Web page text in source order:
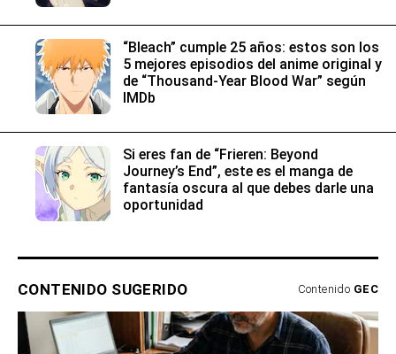
“Bleach” cumple 25 años: estos son los
5 mejores episodios del anime original y
de “Thousand-Year Blood War” según
IMDb
Si eres fan de “Frieren: Beyond
Journey’s End”, este es el manga de
fantasía oscura al que debes darle una
oportunidad
CONTENIDO SUGERIDO Contenido GEC